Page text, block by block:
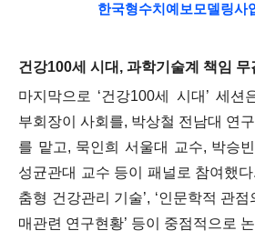
한국형수치예보모델링사
건강100세 시대 , 과학기술계 책임 무
마지막으로 ‘건강100세 시대 ’세션
부회장이 사회를, 박상철 전남대 연
를 맡고, 묵인희 서울대 교수, 박승빈
성균관대 교수 등이 패널로 참여했다.
춤형 건강관리 기술’, ‘인문학적 관점
매관련 연구현황’ 등이 중점적으로